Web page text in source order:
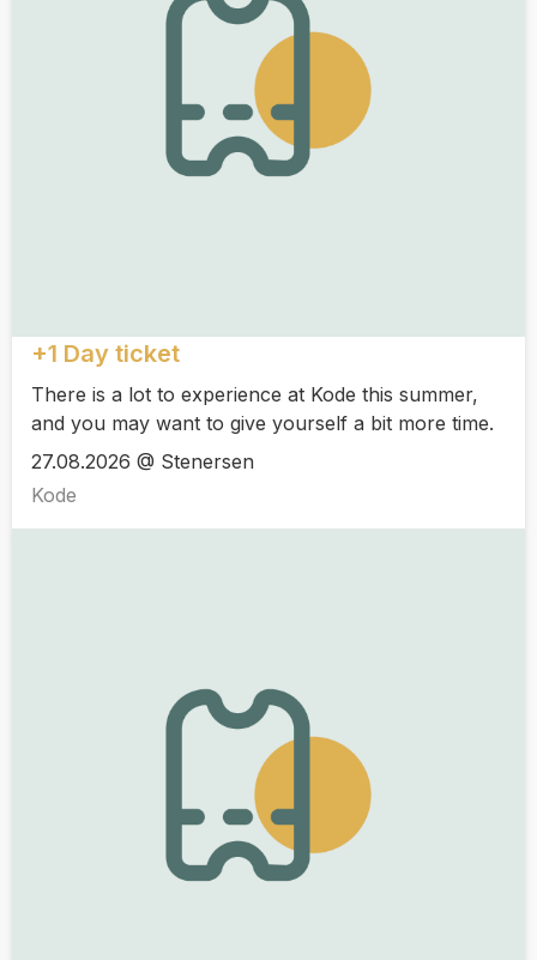
+1 Day ticket
There is a lot to experience at Kode this summer,
and you may want to give yourself a bit more time.
27.08.2026 @ Stenersen
Kode